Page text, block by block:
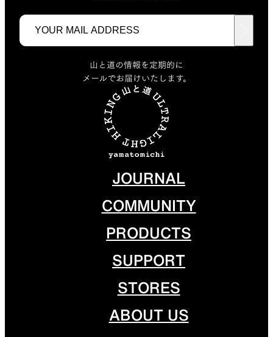
山と道の情報を定期的に
メールでお届けいたします。
JOURNAL
COMMUNITY
PRODUCTS
SUPPORT
STORES
ABOUT US